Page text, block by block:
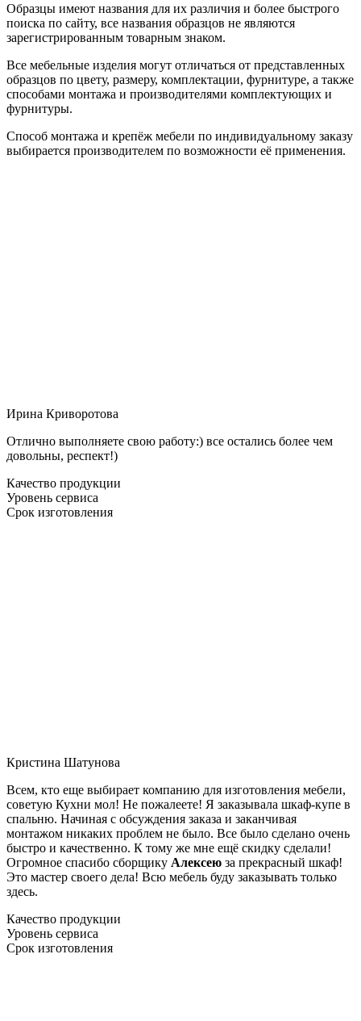
Образцы имеют названия для их различия и более быстрого
поиска по сайту, все названия образцов не являются
зарегистрированным товарным знаком.
Все мебельные изделия могут отличаться от представленных
образцов по цвету, размеру, комплектации, фурнитуре, а также
способами монтажа и производителями комплектующих и
фурнитуры.
Способ монтажа и крепёж мебели по индивидуальному заказу
выбирается производителем по возможности её применения.
Ирина Криворотова
Отлично выполняете свою работу:) все остались более чем
довольны, респект!)
Качество продукции
Уровень сервиса
Срок изготовления
Кристина Шатунова
Всем, кто еще выбирает компанию для изготовления мебели,
советую Кухни мол! Не пожалеете! Я заказывала шкаф-купе в
спальню. Начиная с обсуждения заказа и заканчивая
монтажом никаких проблем не было. Все было сделано очень
быстро и качественно. К тому же мне ещё скидку сделали!
Огромное спасибо сборщику Алексею за прекрасный шкаф!
Это мастер своего дела! Всю мебель буду заказывать только
здесь.
Качество продукции
Уровень сервиса
Срок изготовления